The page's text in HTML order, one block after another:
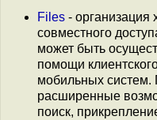
Files - организация
совместного
может быть
помощи
мобильных систем.
расширенные
поиск,